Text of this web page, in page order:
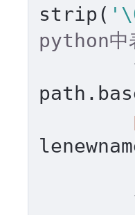
strip(
python中